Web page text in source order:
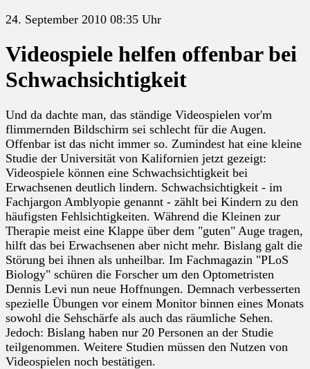
24. September 2010 08:35 Uhr
Videospiele helfen offenbar bei
Schwachsichtigkeit
Und da dachte man, das ständige Videospielen vor'm
flimmernden Bildschirm sei schlecht für die Augen.
Offenbar ist das nicht immer so. Zumindest hat eine kleine
Studie der Universität von Kalifornien jetzt gezeigt:
Videospiele können eine Schwachsichtigkeit bei
Erwachsenen deutlich lindern. Schwachsichtigkeit - im
Fachjargon Amblyopie genannt - zählt bei Kindern zu den
häufigsten Fehlsichtigkeiten. Während die Kleinen zur
Therapie meist eine Klappe über dem "guten" Auge tragen,
hilft das bei Erwachsenen aber nicht mehr. Bislang galt die
Störung bei ihnen als unheilbar. Im Fachmagazin "PLoS
Biology" schüren die Forscher um den Optometristen
Dennis Levi nun neue Hoffnungen. Demnach verbesserten
spezielle Übungen vor einem Monitor binnen eines Monats
sowohl die Sehschärfe als auch das räumliche Sehen.
Jedoch: Bislang haben nur 20 Personen an der Studie
teilgenommen. Weitere Studien müssen den Nutzen von
Videospielen noch bestätigen.